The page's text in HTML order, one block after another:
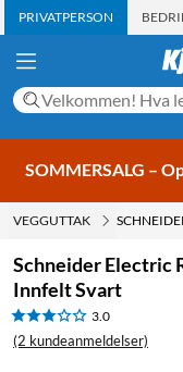
PRIVATPERSON
SOMMERSALG –
VEGGUTTAK
Schneider Electric
Innfelt Svart
3.0
(2 kundeanmeldelser)